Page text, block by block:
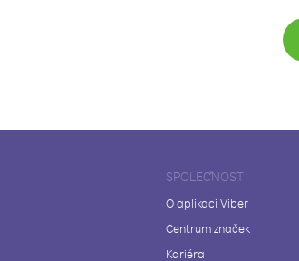
SPOLEČNOST
O aplikaci Viber
Centrum značek
Kariéra